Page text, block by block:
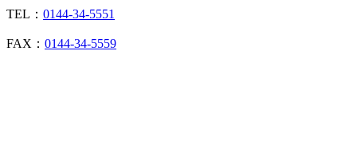
TEL： 0144-34-5551
FAX： 0144-34-5559